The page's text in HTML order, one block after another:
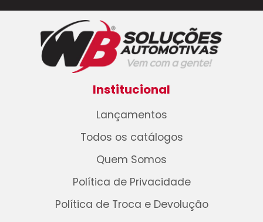
Institucional
Lançamentos
Todos os catálogos
Quem Somos
Política de Privacidade
Política de Troca e Devolução